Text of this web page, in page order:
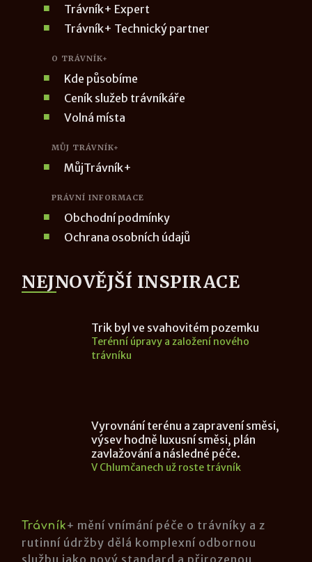
Trávník+ Expert
Trávník+ Technický partner
O TRÁVNÍK+
Kde působíme
Ceník služeb trávníkáře
Volná místa
MŮJ TRÁVNÍK+
MůjTrávník+
PRÁVNÍ INFORMACE
Obchodní podmínky
Ochrana osobních údajů
NEJNOVĚJŠÍ INSPIRACE
Trik byl ve svahovitém pozemku
Terénní úpravy a založení nového
trávníku
Vyrovnání terénu a zapravení směsi,
výsev hodně luxusní směsi, plán
zavlažování a následné péče.
V Chlumčanech už roste trávník
Trávník+ mění vnímání péče o trávníky a z
rutinní údržby dělá komplexní odbornou
službu jako nový standard a přirozenou